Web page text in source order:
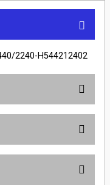
2240-H544212402